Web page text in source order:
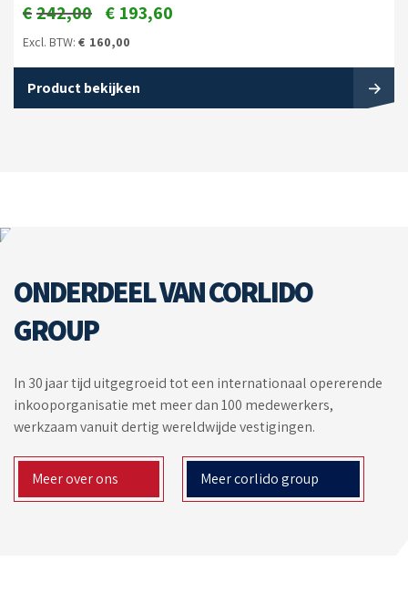
€242,00 € 193,60
Excl. BTW: € 160,00
Product bekijken
ONDERDEEL VAN CORLIDO
GROUP
In 30 jaar tijd uitgegroeid tot een internationaal opererende
inkooporganisatie met meer dan 100 medewerkers,
werkzaam vanuit dertig wereldwijde vestigingen.
Meer over ons Meer corlido group